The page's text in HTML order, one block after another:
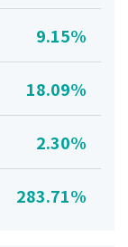
9.15%
18.09%
2.30%
283.71%